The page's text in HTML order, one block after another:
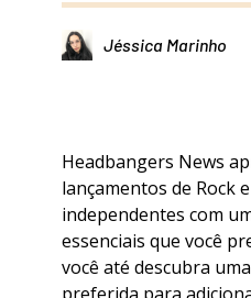
Jéssica Marinho
Headbangers News
lançamentos de Rock
independentes com
essenciais que você
você até descubra
preferida para